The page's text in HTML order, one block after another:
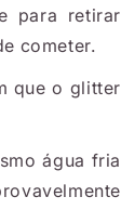
para retirar
cometer.
que o glitter
água fria